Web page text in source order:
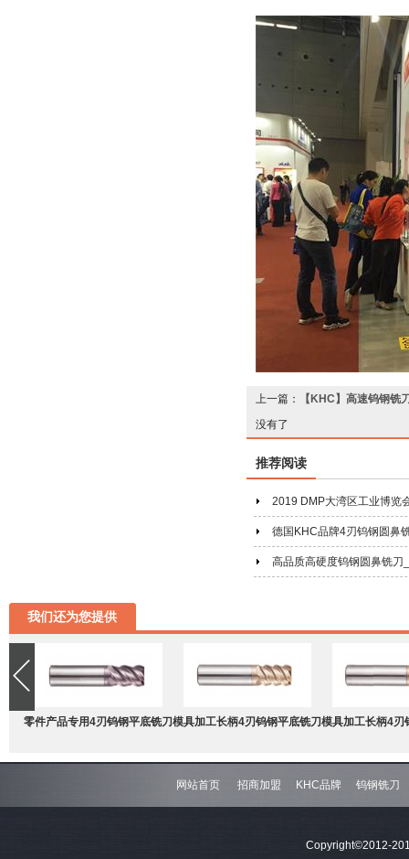
上一篇：
【KHC】高速钨钢铣
没有了
推荐阅读
2019 DMP大湾区工业博览
德国KHC品牌4刃钨钢圆鼻
高品质高硬度钨钢圆鼻铣刀
我们还为您提供
零件产品专用4刃钨钢平底铣刀模具加工长柄4刃钨钢平底铣刀模具加工长柄4刃
钢平底
网站首页 招商加盟 KHC品牌 钨钢铣刀
Copyright©2012-